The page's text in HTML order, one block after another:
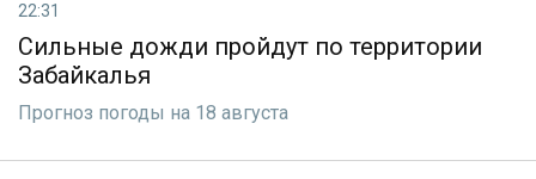
22:31
Сильные дожди пройдут по территории
Забайкалья
Прогноз погоды на 18 августа